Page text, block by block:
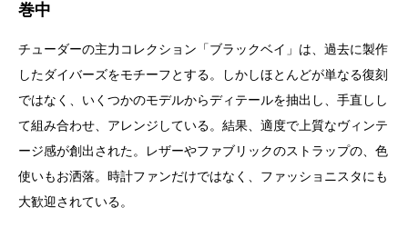
巻中
チューダーの主力コレクション「ブラックベイ」は、過去に製作
したダイバーズをモチーフとする。しかしほとんどが単なる復刻
ではなく、いくつかのモデルからディテールを抽出し、手直しし
て組み合わせ、アレンジしている。結果、適度で上質なヴィンテ
ージ感が創出された。レザーやファブリックのストラップの、色
使いもお洒落。時計ファンだけではなく、ファッショニスタにも
大歓迎されている。